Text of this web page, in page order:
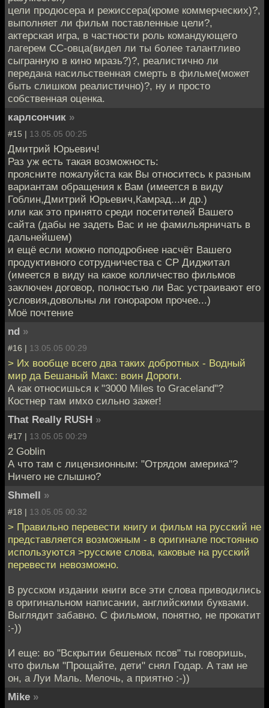
цели продюсера и режиссера(кроме коммерческих)?,
выполняет ли фильм поставленные цели?,
актерская игра, в частности роль командующего
лагерем СС-овца(видел ли ты более талантливо
сыгранную в кино мразь?)?, реалистично ли
передана насильственная смерть в фильме(может
быть слишком реалистично)?, ну и просто
собственная оценка.
карлсончик »
#15 | 13.05.05 00:25
Дмитрий Юрьевич!
Раз уж есть такая возможность:
проясните пожалуйста как Вы относитесь к разным
вариантам обращения к Вам (имеется в виду
Гоблин,Дмитрий Юрьевич,Камрад...и др.)
или как это принято среди посетителей Вашего
сайта (дабы не задеть Вас и не фамильярничать в
дальнейшем)
и ещё если можно поподробнее насчёт Вашего
продуктивного сотрудничества с СР Диджитал
(имеется в виду на какое колличество фильмов
заключен договор, полностью ли Вас устраивают его
условия,довольны ли гонораром прочее...)
Моё почтение
nd »
#16 | 13.05.05 00:29
> Их вообще всего два таких добротных - Водный
мир да Бешаный Макс: воин Дороги.
А как относишься к "3000 Miles to Graceland"?
Костнер там имхо сильно зажег!
That Really RUSH »
#17 | 13.05.05 00:29
2 Goblin
А что там с лицензионным: "Отрядом америка"?
Ничего не слышно?
Shmell »
#18 | 13.05.05 00:32
> Правильно перевести книгу и фильм на русский не
представляется возможным - в оригинале постоянно
используются >русские слова, каковые на русский
перевести невозможно.
В русском издании книги все эти слова приводились
в оригинальном написании, английскими буквами.
Выглядит забавно. С фильмом, понятно, не прокатит
:-))
И еще: во "Вскрытии бешеных псов" ты говоришь,
что фильм "Прощайте, дети" снял Годар. А там не
он, а Луи Маль. Мелочь, а приятно :-))
Mike »